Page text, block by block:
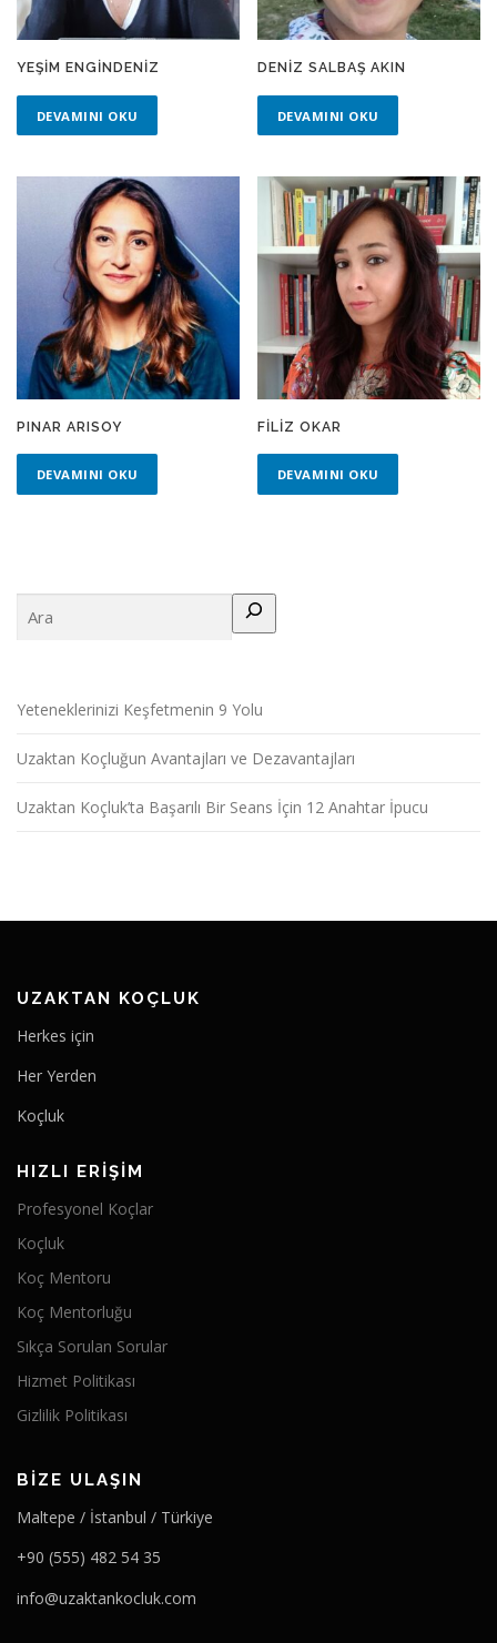
YEŞIM ENGINDENIZ
DEVAMINI OKU
DENIZ SALBAŞ AKIN
DEVAMINI OKU
PINAR ARISOY
DEVAMINI OKU
FILIZ OKAR
DEVAMINI OKU
Yeteneklerinizi Keşfetmenin 9 Yolu
Uzaktan Koçluğun Avantajları ve Dezavantajları
Uzaktan Koçluk’ta Başarılı Bir Seans İçin 12 Anahtar İpucu
UZAKTAN KOÇLUK
Herkes için
Her Yerden
Koçluk
HIZLI ERIŞIM
Profesyonel Koçlar
Koçluk
Koç Mentoru
Koç Mentorluğu
Sıkça Sorulan Sorular
Hizmet Politikası
Gizlilik Politikası
BIZE ULAŞIN
Maltepe / İstanbul / Türkiye
+90 (555) 482 54 35
info@uzaktankocluk.com